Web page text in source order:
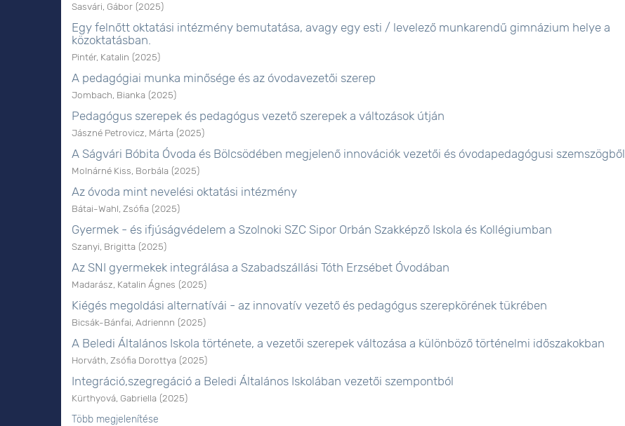
Sasvári, Gábor (2025)
Egy felnőtt oktatási intézmény bemutatása, avagy egy esti / levelező munkarendű gimnázium helye a
közoktatásban.
Pintér, Katalin (2025)
A pedagógiai munka minősége és az óvodavezetői szerep
Jombach, Bianka (2025)
Pedagógus szerepek és pedagógus vezető szerepek a változások útján
Jászné Petrovicz, Márta (2025)
A Ságvári Bóbita Óvoda és Bölcsödében megjelenő innovációk vezetői és óvodapedagógusi szemszögből
Molnárné Kiss, Borbála (2025)
Az óvoda mint nevelési oktatási intézmény
Bátai-Wahl, Zsófia (2025)
Gyermek - és ifjúságvédelem a Szolnoki SZC Sipor Orbán Szakképző Iskola és Kollégiumban
Szanyi, Brigitta (2025)
Az SNI gyermekek integrálása a Szabadszállási Tóth Erzsébet Óvodában
Madarász, Katalin Ágnes (2025)
Kiégés megoldási alternatívái - az innovatív vezető és pedagógus szerepkörének tükrében
Bicsák-Bánfai, Adriennn (2025)
A Beledi Általános Iskola története, a vezetői szerepek változása a különböző történelmi időszakokban
Horváth, Zsófia Dorottya (2025)
Integráció,szegregáció a Beledi Általános Iskolában vezetői szempontból
Kürthyová, Gabriella (2025)
Több megjelenítése